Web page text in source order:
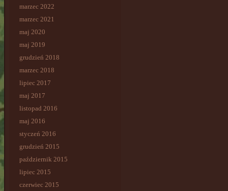
marzec 2022
marzec 2021
maj 2020
maj 2019
grudzień 2018
marzec 2018
lipiec 2017
maj 2017
listopad 2016
maj 2016
styczeń 2016
grudzień 2015
październik 2015
lipiec 2015
czerwiec 2015